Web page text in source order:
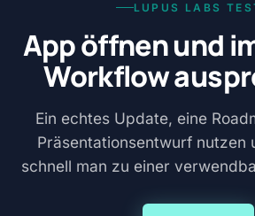
LUPUS LABS
App öffnen und
Workflow
Ein echtes Update, eine
Präsentationsentwurf nutzen
schnell man zu einer